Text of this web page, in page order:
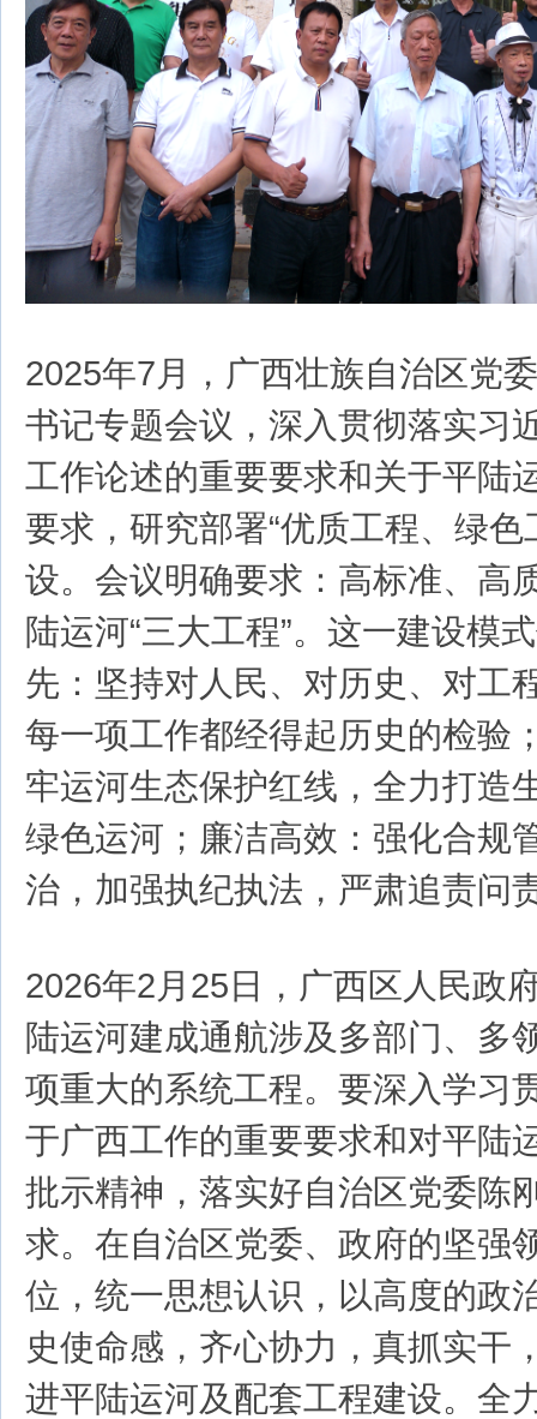
2025年7月，广西壮族自治区党
书记专题会议，深入贯彻落实习
工作论述的重要要求和关于平陆
要求，研究部署“优质工程、绿色
设。会议明确要求：高标准、高
陆运河“三大工程”。这一建设模
先：坚持对人民、对历史、对工
每一项工作都经得起历史的检验
牢运河生态保护红线，全力打造
绿色运河；廉洁高效：强化合规
治，加强执纪执法，严肃追责问
2026年2月25日，广西区人民政
陆运河建成通航涉及多部门、多
项重大的系统工程。要深入学习
于广西工作的重要要求和对平陆
批示精神，落实好自治区党委陈
求。在自治区党委、政府的坚强
位，统一思想认识，以高度的政
史使命感，齐心协力，真抓实干
进平陆运河及配套工程建设。全